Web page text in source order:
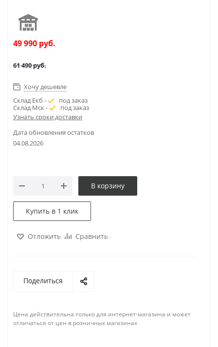
49 990 руб.
61 490руб.
Хочу дешевле
Склад Екб -
под заказ
Склад Мск -
под заказ
Узнать сроки доставки
Дата обновления остатков
04.08.2026
В корзину
Купить в 1 клик
Отложить Сравнить
Поделиться
Цена действительна только для интернет-магазина и может
отличаться от цен в розничных магазинах